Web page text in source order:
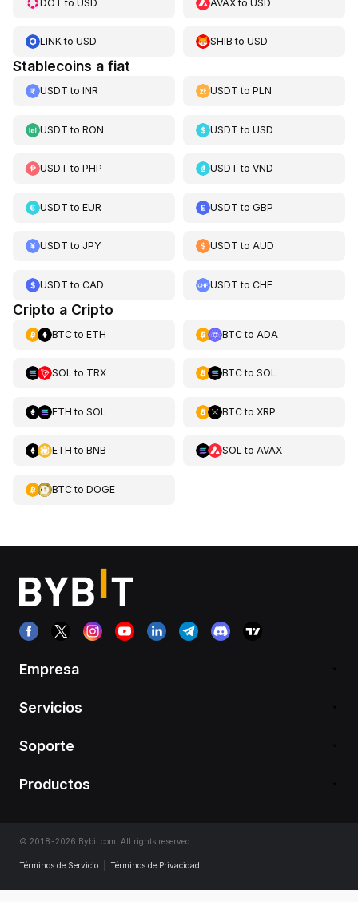
DOT to USD AVAXtoUSD
LINKto USD SHIB toUSD
Stablecoins a fiat
USDT to INR USDT toPLN
USDT to RON USDT toUSD
USDT to PHP USDT toVND
USDT to EUR USDT toGBP
USDT to JPY USDT toAUD
USDT to CAD USDT toCHF
Cripto a Cripto
BTCto ETH BTCto ADA
SOL to TRX BTCto SOL
ETH to SOL BTCto XRP
ETH to BNB SOL to AVAX
BTCto DOGE
Empresa
Servicios
Soporte
Productos
© 2018-2026 Bybit.com. All rights reserved.
Términos de Servicio Términos de Privacidad